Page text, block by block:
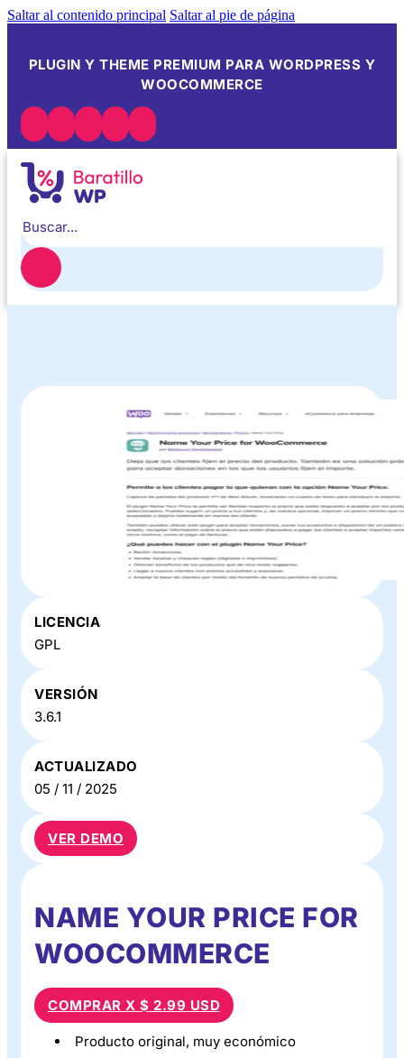
Saltar al contenido principal Saltar al pie de página
PLUGIN Y THEME PREMIUM PARA WORDPRESS Y
WOOCOMMERCE
Name Your Price For WooCommerce
en Baratillo WP
LICENCIA
GPL
VERSIÓN
3.6.1
ACTUALIZADO
05 / 11 / 2025
VER DEMO
NAME YOUR PRICE FOR
WOOCOMMERCE
COMPRAR X $ 2.99 USD
Producto original, muy económico